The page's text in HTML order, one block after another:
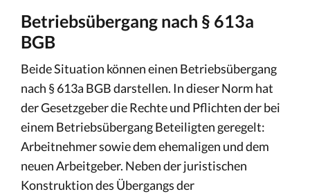
Betriebsübergang nach § 613a
BGB
Beide Situation können einen Betriebsübergang
nach § 613a BGB darstellen. In dieser Norm hat
der Gesetzgeber die Rechte und Pflichten der bei
einem Betriebsübergang Beteiligten geregelt:
Arbeitnehmer sowie dem ehemaligen und dem
neuen Arbeitgeber. Neben der juristischen
Konstruktion des Übergangs der